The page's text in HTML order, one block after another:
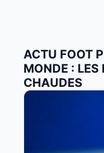
ACTU FOOT
MONDE : LES
CHAUDES